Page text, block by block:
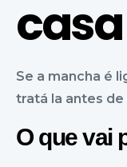
casa
Se a mancha é
tratá la antes
O que vai